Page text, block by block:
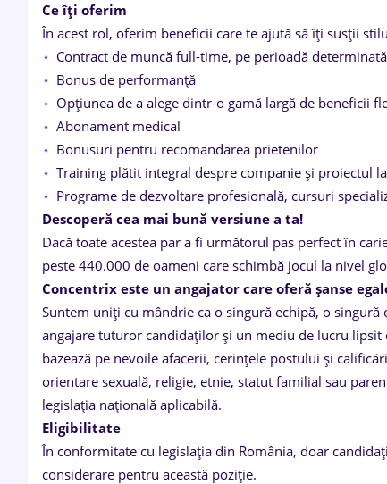
Ce îți oferim
În acest rol, oferim beneficii care te ajută să îți susții
Contract de muncă full-time, pe perioadă determinată
Bonus de performanță
Opțiunea de a alege dintr-o gamă largă de beneficii
Abonament medical
Bonusuri pentru recomandarea prietenilor
Training plătit integral despre companie și proiectul
Programe de dezvoltare profesională, cursuri
Descoperă cea mai bună versiune a ta!
Dacă toate acestea par a fi următorul pas perfect în
peste 440.000 de oameni care schimbă jocul la nivel
Concentrix este un angajator care oferă șanse
Suntem uniți cu mândrie ca o singură echipă, o
angajare tuturor candidaților și un mediu de lucru
bazează pe nevoile afacerii, cerințele postului și
orientare sexuală, religie, etnie, statut familial sau
legislația națională aplicabilă.
Eligibilitate
În conformitate cu legislația din România, doar
considerare pentru această poziție.